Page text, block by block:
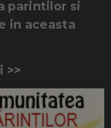
parintilor si
in aceasta
>>